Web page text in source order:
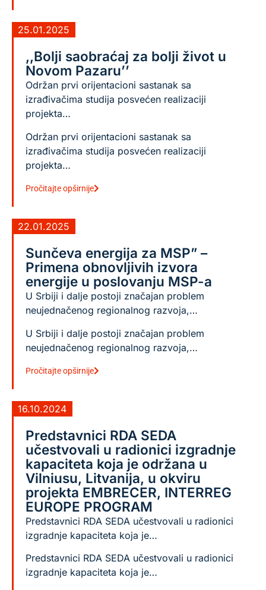
25.01.2025
,,Bolji saobraćaj za bolji život u
Novom Pazaru’’
Održan prvi orijentacioni sastanak sa
izrađivačima studija posvećen realizaciji
projekta…
Održan prvi orijentacioni sastanak sa
izrađivačima studija posvećen realizaciji
projekta…
Pročitajte opširnije
22.01.2025
Sunčeva energija za MSP” –
Primena obnovljivih izvora
energije u poslovanju MSP-a
U Srbiji i dalje postoji značajan problem
neujednačenog regionalnog razvoja,…
U Srbiji i dalje postoji značajan problem
neujednačenog regionalnog razvoja,…
Pročitajte opširnije
16.10.2024
Predstavnici RDA SEDA
učestvovali u radionici izgradnje
kapaciteta koja je održana u
Vilniusu, Litvanija, u okviru
projekta EMBRECER, INTERREG
EUROPE PROGRAM
Predstavnici RDA SEDA učestvovali u radionici
izgradnje kapaciteta koja je…
Predstavnici RDA SEDA učestvovali u radionici
izgradnje kapaciteta koja je…